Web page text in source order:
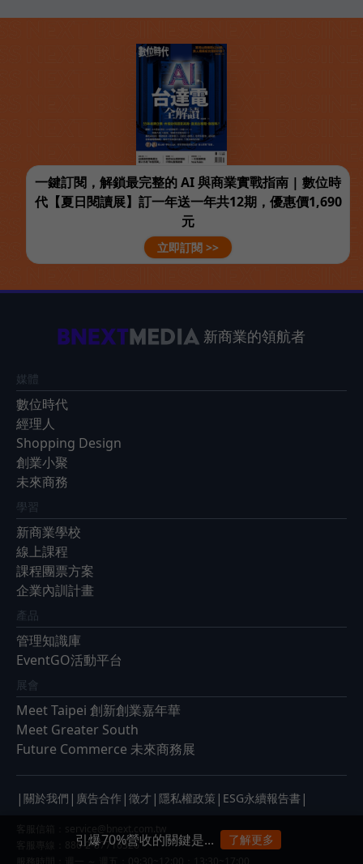
一鍵訂閱，解鎖最完整的 AI 與商業實戰指南 | 數位時
代【夏日閱讀展】訂一年送一年共12期，優惠價1,690
元
立即訂閱 >>
新商業的領航者
媒體
數位時代
經理人
Shopping Design
創業小聚
未來商務
學習
新商業學校
線上課程
課程團票方案
企業內訓計畫
產品
管理知識庫
EventGO活動平台
展會
Meet Taipei 創新創業嘉年華
Meet Greater South
Future Commerce 未來商務展
| 關於我們 | 廣告合作 | 徵才 | 隱私權政策 | ESG永續報告書 |
客服專線：886-2-87716326
引爆70%營收的關鍵是... 了解更多